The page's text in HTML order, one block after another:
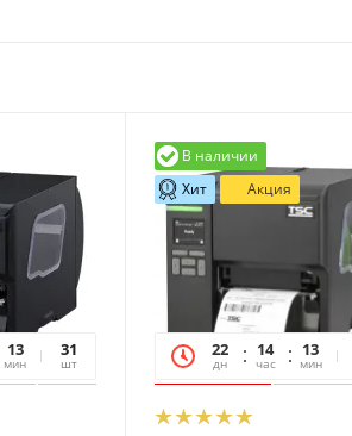
13
мин
19
сек
31
шт
В наличии
Хит
Акция
22
дн
14
час
13
мин